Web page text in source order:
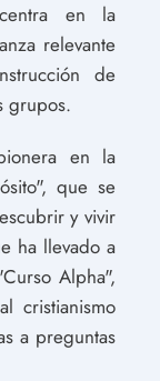
en la
relevante
de
grupos.
en la
que se
y vivir
ha llevado a
Alpha",
cristianismo
a preguntas